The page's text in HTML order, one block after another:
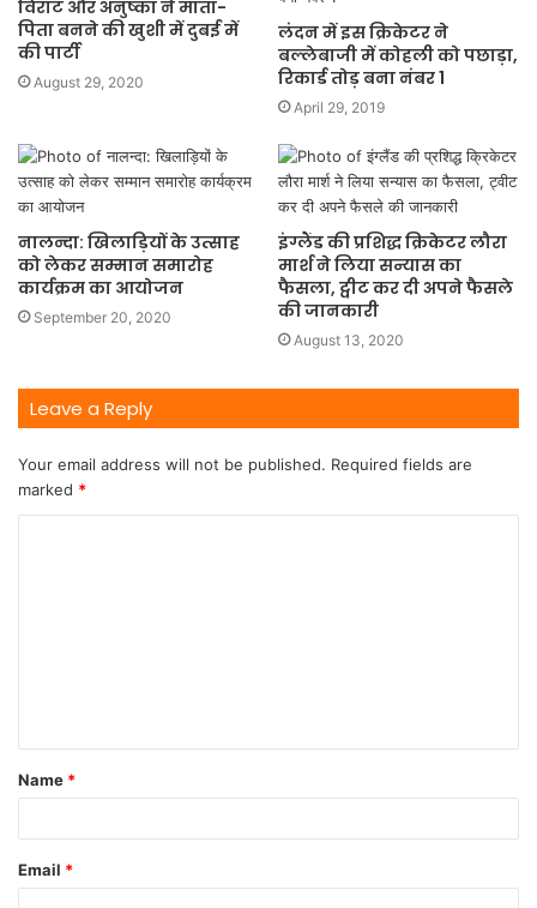
विराट और अनुष्का ने माता-
पिता बनने की खुशी में दुबई में
की पार्टी
August 29, 2020
लंदन में इस क्रिकेटर ने
बल्लेबाजी में कोहली को पछाड़ा,
रिकार्ड तोड़ बना नंबर 1
April 29, 2019
नालन्दा: खिलाड़ियों के उत्साह
को लेकर सम्मान समारोह
कार्यक्रम का आयोजन
September 20, 2020
इंग्लैंड की प्रशिद्ध क्रिकेटर लौरा
मार्श ने लिया सन्यास का
फैसला, ट्वीट कर दी अपने फैसले
की जानकारी
August 13, 2020
Leave a Reply
Your email address will not be published. Required fields are
marked *
Name *
Email *